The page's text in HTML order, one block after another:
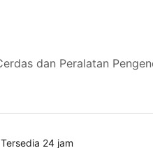
dan Peralatan
Tersedia 24 jam